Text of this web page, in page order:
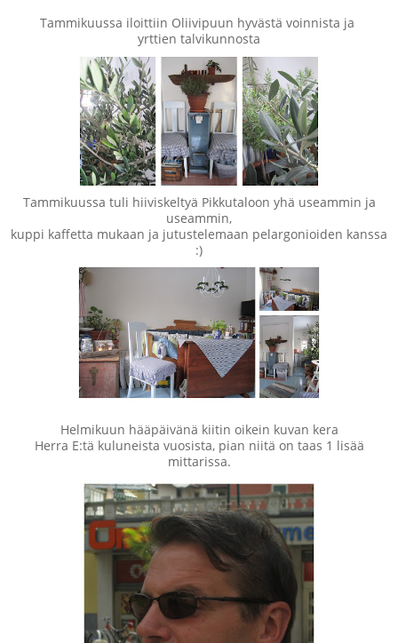
Tammikuussa iloittiin Oliivipuun hyvästä voinnista ja
yrttien talvikunnosta
Tammikuussa tuli hiiviskeltyä Pikkutaloon yhä useammin ja
useammin,
kuppi kaffetta mukaan ja jutustelemaan pelargonioiden kanssa
:)
Helmikuun hääpäivänä kiitin oikein kuvan kera
Herra E:tä kuluneista vuosista, pian niitä on taas 1 lisää
mittarissa.